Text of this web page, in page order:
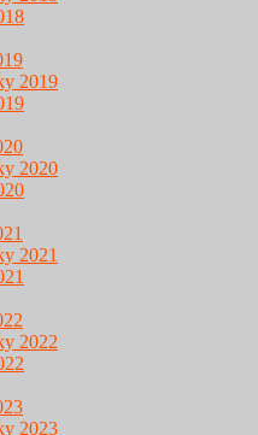
2019
2020
2021
2022
2023